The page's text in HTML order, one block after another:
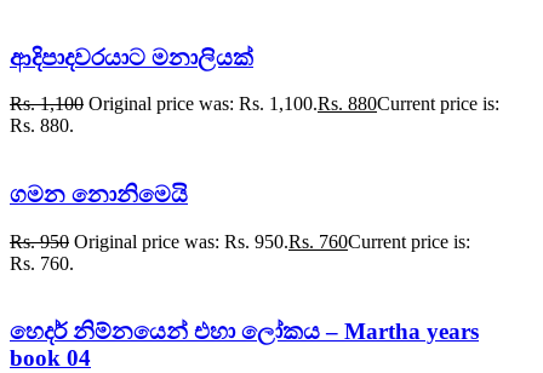
ආදිපාදවරයාට මනාලියක්
Rs.1,100 Original price was: Rs. 1,100.Rs. 880Current price is:
Rs. 880.
ගමන නොනිමෙයි
Rs.950 Original price was: Rs. 950.Rs. 760Current price is:
Rs. 760.
හෙදර් නිම්නයෙන් එහා ලෝකය – Martha years
book 04